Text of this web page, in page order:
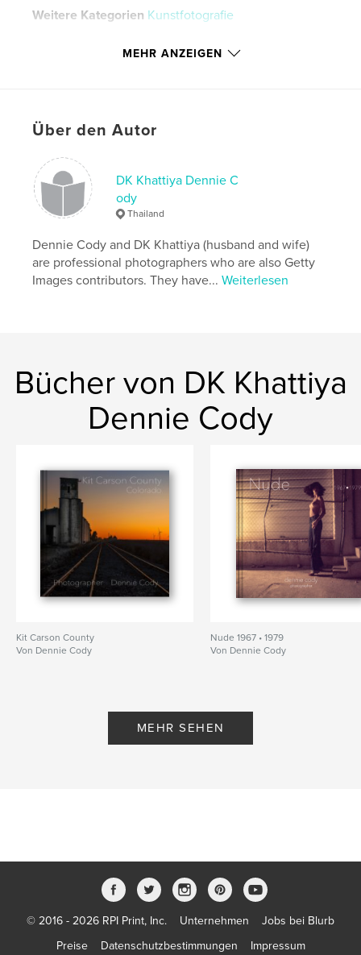
Weitere Kategorien Kunstfotografie
96
Schlüsselwörter
, art , nudes
MEHR ANZEIGEN
Über den Autor
DK Khattiya Dennie C
ody
Thailand
Dennie Cody and DK Khattiya (husband and wife)
are professional photographers who are also Getty
Images contributors. They have...Weiterlesen
Bücher von DK Khattiya
Dennie Cody
Kit Carson County
Von Dennie Cody
Nude 1967 • 1979
Von Dennie Cody
MEHR SEHEN
© 2016 - 2026 RPI Print, Inc. Unternehmen
Jobs bei Blurb
Preise
Datenschutzbestimmungen Impressum